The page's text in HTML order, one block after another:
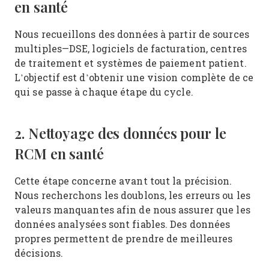
en santé
Nous recueillons des données à partir de sources
multiples—DSE, logiciels de facturation, centres
de traitement et systèmes de paiement patient.
L’objectif est d’obtenir une vision complète de ce
qui se passe à chaque étape du cycle.
2. Nettoyage des données pour le
RCM en santé
Cette étape concerne avant tout la précision.
Nous recherchons les doublons, les erreurs ou les
valeurs manquantes afin de nous assurer que les
données analysées sont fiables. Des données
propres permettent de prendre de meilleures
décisions.